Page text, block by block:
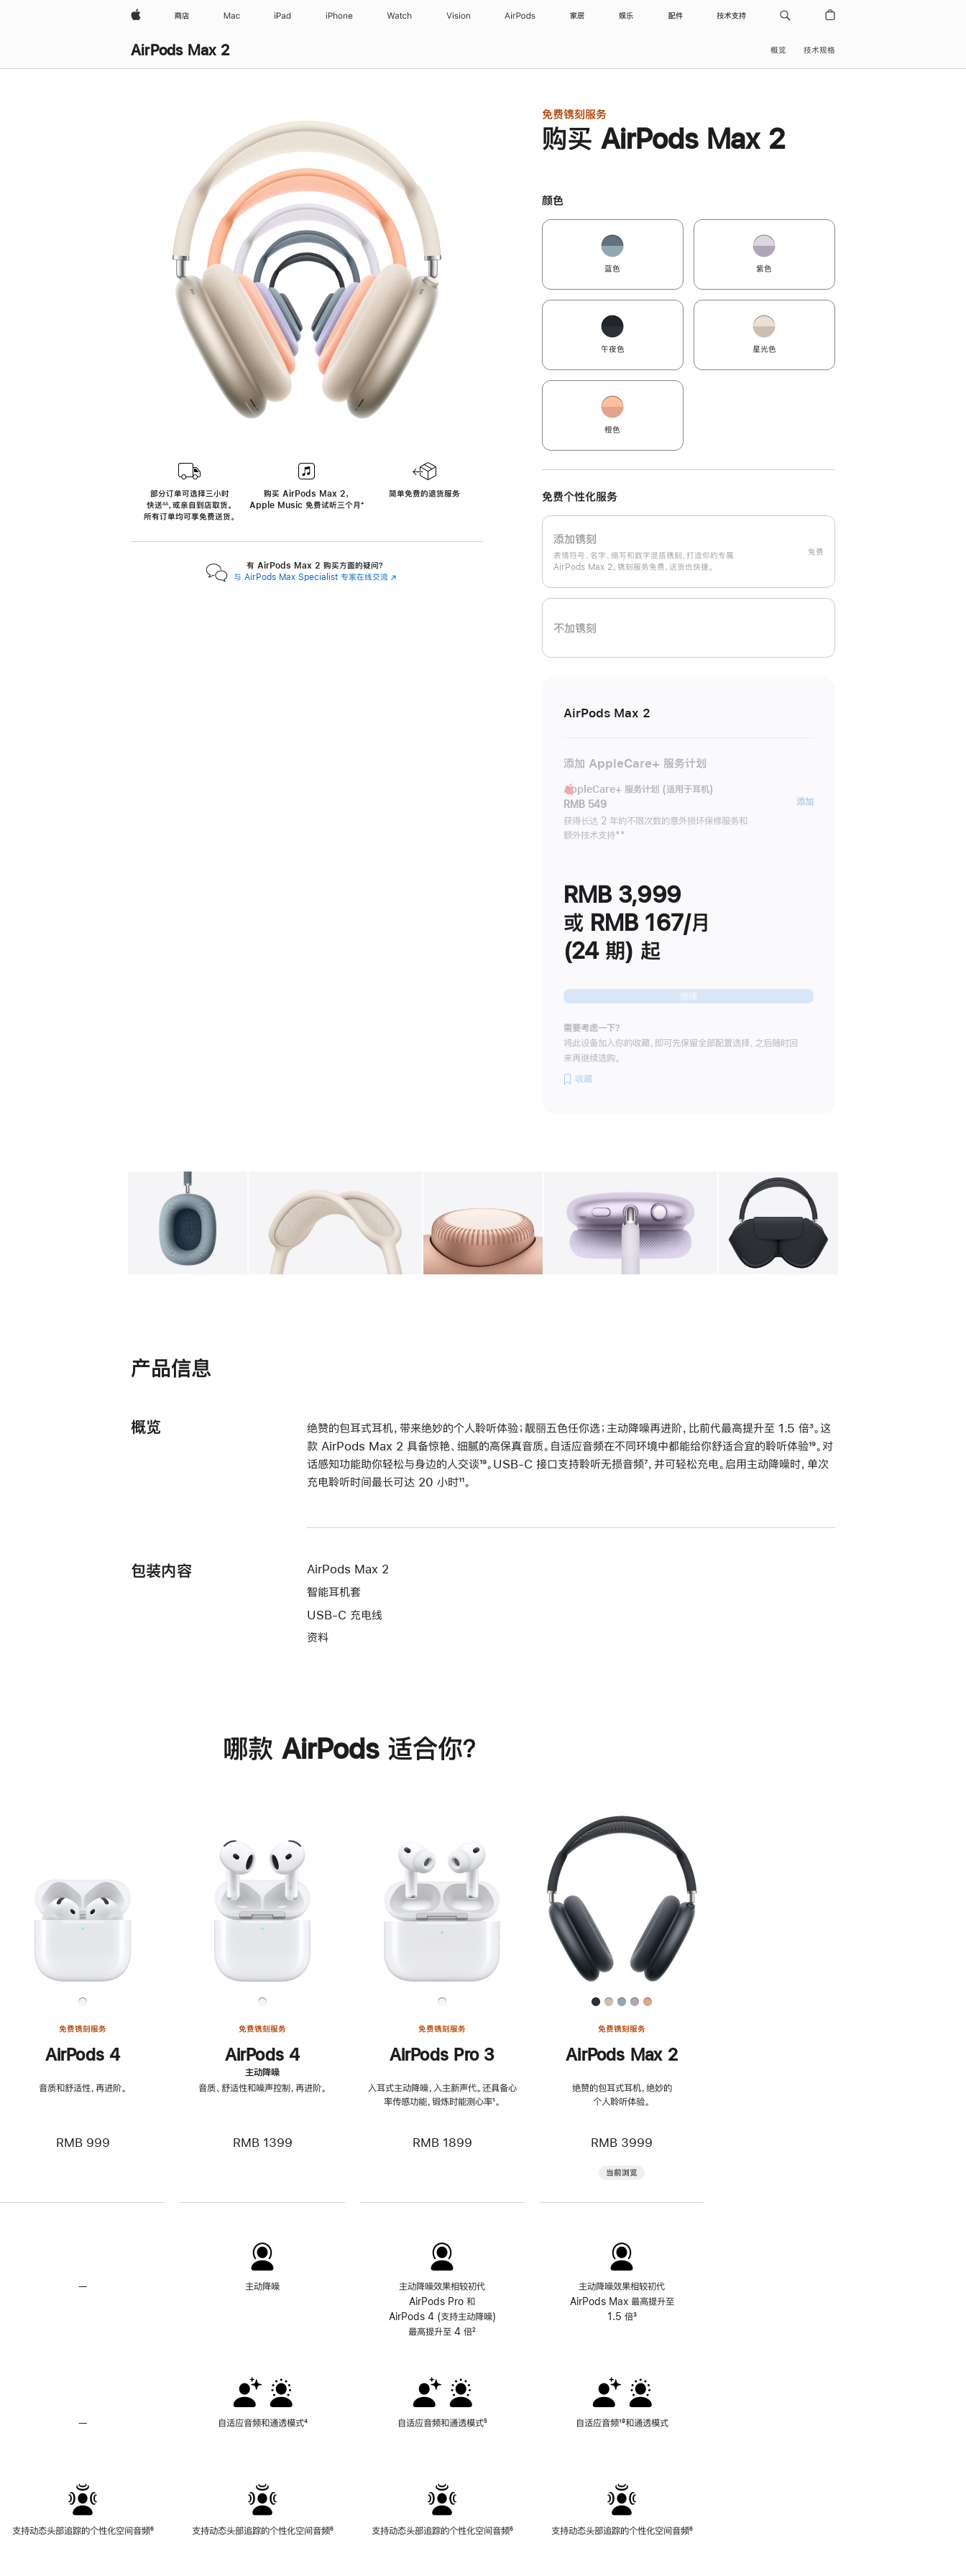
Apple 商店 Mac iPad iPhone Watch Vision AirPods 家居 娱乐 配件 技术支持
AirPods Max 2 概览 技术规格
AirPods Max 2
部分订单可选择三小时
快送
${translate.store.a11y.footnote}
∆∆， 或亲自到店取货。
所有订单均可享免费送货。
购买 AirPods Max 2，
Apple Music 免费试听三个月‍脚
‍⁺
简单免费的退货服务
有 AirPods Max 2 购买方面的疑问？
与 AirPods Max Specialist 专家在线交流 (在
免费镌刻服务
购买 AirPods Max 2
颜色
蓝色 紫色
午夜色 星光色
橙色
免费个性化服务
添加镌刻
表情符号、名字、缩写和数字混搭镌刻，打造你的专属
AirPods Max 2。镌刻服务免费，送货也快捷。
免费
不加镌刻
AirPods Max 2
添加 AppleCare+ 服务计划
AppleCare+ 服务计划 (适用于耳机)
RMB 549
获得长达 2 年的不限次数的意外损坏保修服务和
额外技术支持脚
**
添加AppleCare+
RMB 3,999
或 RMB 167/月
(24 期) 起
继续
需要考虑一下？
将此设备加入你的收藏，即可先保留全部配置选择，之后随时回
来再继续选购。
收藏
图库 图像 2 图库 图像 3 图库 图像 4 图像
产品信息
概览 绝赞的包耳式耳机，带来绝妙的个人聆听体验；靓丽五色任你选；主动降噪再进阶，比前代最高提升至 1.5 倍脚
注
³。这
款 AirPods Max 2 具备惊艳、细腻的高保真音质。自适应音频在不同环境中都能给你舒适合宜的聆听体验脚
注
¹⁹。对
话感知功能助你轻松与身边的人交谈脚
¹⁹。USB-C 接口支持聆听无损音频脚
⁷，并可轻松充电。启用主动降噪时，单次
充电聆听时间最长可达 20 小时脚
¹¹。
包装内容
AirPods Max 2
智能耳机套
USB-C 充电线
资料
哪款 AirPods 适合你？
免费镌刻服务
AirPods 4
音质和舒适性，再进阶。
RMB 999
—
—
适
应
音
频
支持动态头部追踪的个性化空间音频脚
⁶
免费镌刻服务
AirPods 4
主动降噪
音质、舒适性和噪声控制，再进阶。
RMB 1399
主动降噪
自适应音频和通透模式脚
⁴
支持动态头部追踪的个性化空间音频脚
⁶
免费镌刻服务
AirPods Pro 3
入耳式主动降噪，入主新声代。还具备心
率传感功能，锻炼时能测心率脚
¹。
RMB 1899
主动降噪效果相较初代
AirPods Pro 和
AirPods 4 (支持主动降噪)
最高提升至 4 倍脚
²
自适应音频和通透模式脚
⁵
支持动态头部追踪的个性化空间音频脚
⁶
免费镌刻服务
AirPods Max 2
绝赞的包耳式耳机，绝妙的
个人聆听体验。
RMB 3999
当前浏览
主动降噪效果相较初代
AirPods Max 最高提升至
1.5 倍脚
³
自适应音频脚
¹⁸和通透模式
支持动态头部追踪的个性化空间音频脚
⁶